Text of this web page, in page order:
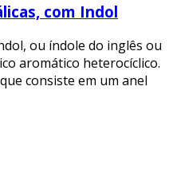
com Indol
ou índole do inglês ou
aromático heterocíclico.
consiste em um anel